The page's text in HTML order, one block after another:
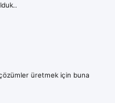
üretmek için buna